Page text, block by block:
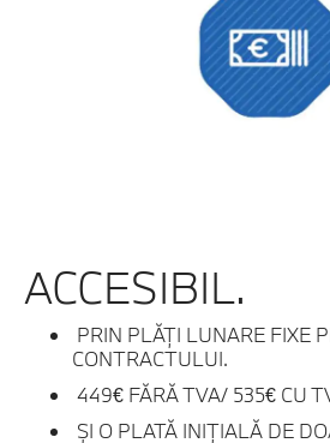
ACCESIBIL.
PRIN PLĂŢI LUNARE FIXE
CONTRACTULUI.
449€ FĂRĂ TVA/ 535€ CU
ŞI O PLATĂ INIŢIALĂ DE